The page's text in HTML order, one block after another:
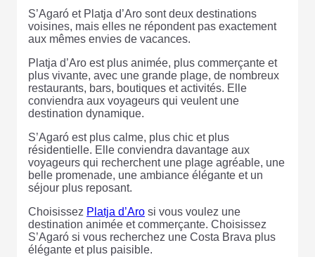
S’Agaró et Platja d’Aro sont deux destinations
voisines, mais elles ne répondent pas exactement
aux mêmes envies de vacances.
Platja d’Aro est plus animée, plus commerçante et
plus vivante, avec une grande plage, de nombreux
restaurants, bars, boutiques et activités. Elle
conviendra aux voyageurs qui veulent une
destination dynamique.
S’Agaró est plus calme, plus chic et plus
résidentielle. Elle conviendra davantage aux
voyageurs qui recherchent une plage agréable, une
belle promenade, une ambiance élégante et un
séjour plus reposant.
Choisissez Platja d’Aro si vous voulez une
destination animée et commerçante. Choisissez
S’Agaró si vous recherchez une Costa Brava plus
élégante et plus paisible.